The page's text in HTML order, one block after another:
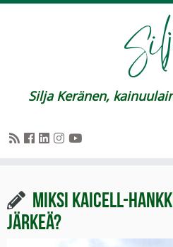
Silja Keränen,
Miksi KaiCell-
järkeä?